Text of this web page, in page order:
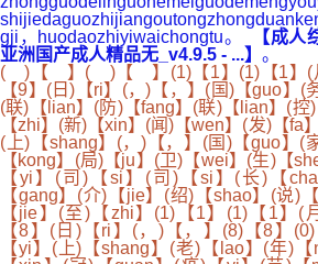
gji，huodaozhiyiwaichongtu。
【成人
亚洲国产成人精品无_v4.9.5 - ...】 。
( )【 】( )【 】(1)【1】(1)【1】(
【9】(日)【ri】(，)【，】(国)【guo】(
(联)【lian】(防)【fang】(联)【lian】(控
【zhi】(新)【xin】(闻)【wen】(发)【fa
(上)【shang】(，)【，】(国)【guo】(
【kong】(局)【ju】(卫)【wei】(生)【
【yi】(司)【si】(司)【si】(长)【
【gang】(介)【jie】(绍)【shao】(说)
【jie】(至)【zhi】(1)【1】(1)【1】(
【8】(日)【ri】(，)【，】(8)【8】
【yi】(上)【shang】(老)【lao】(年)